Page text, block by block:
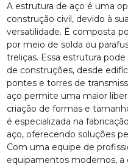
A estrutura de aço é uma
construção civil, devido à
versatilidade. É composta
por meio de solda ou
treliças. Essa estrutura
de construções, desde
pontes e torres de
aço permite uma maior
criação de formas e
é especializada na
aço, oferecendo soluções
Com uma equipe de
equipamentos modernos, a